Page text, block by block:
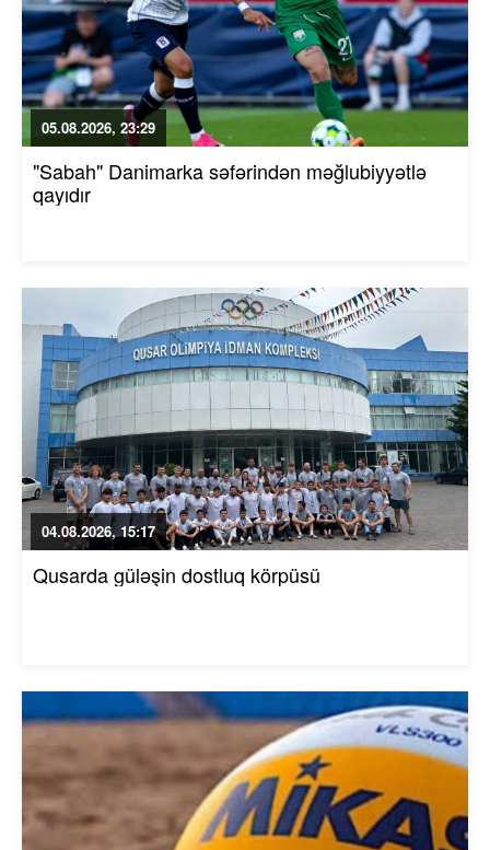
05.08.2026, 23:29
"Sabah" Danimarka səfərindən məğlubiyyətlə
qayıdır
04.08.2026, 15:17
Qusarda güləşin dostluq körpüsü